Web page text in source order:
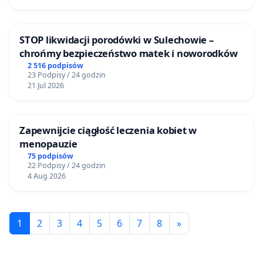
STOP likwidacji porodówki w Sulechowie –
chrońmy bezpieczeństwo matek i noworodków
2 516 podpisów
23 Podpisy / 24 godzin
21 Jul 2026
Zapewnijcie ciągłość leczenia kobiet w
menopauzie
75 podpisów
22 Podpisy / 24 godzin
4 Aug 2026
1 2 3 4 5 6 7 8 »